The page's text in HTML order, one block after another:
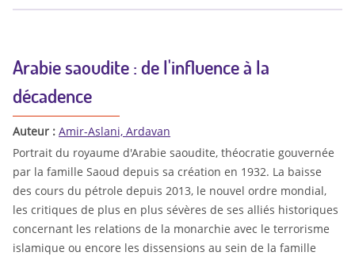
Arabie saoudite : de l'influence à la
décadence
Auteur : Amir-Aslani, Ardavan
Portrait du royaume d'Arabie saoudite, théocratie gouvernée
par la famille Saoud depuis sa création en 1932. La baisse
des cours du pétrole depuis 2013, le nouvel ordre mondial,
les critiques de plus en plus sévères de ses alliés historiques
concernant les relations de la monarchie avec le terrorisme
islamique ou encore les dissensions au sein de la famille